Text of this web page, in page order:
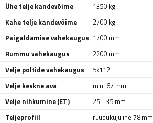
Ühe telje kandevõime
1350 kg
Kahe telje kandevõime
2700 kg
Paigaldamise vahekaugus 1700 mm
Rummu vahekaugus
2200 mm
Velje poltide vahekaugus
5x112
Velje keskne ava
min. 67 mm
Velje nihkumine (ET)
25 - 35 mm
Teljeprofiil
ruudukujuline 78 mm